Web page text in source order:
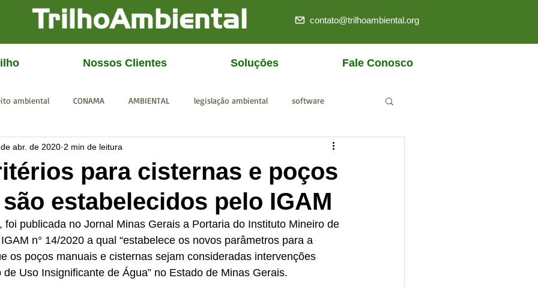
contato@trilhoambiental.org
Nossos Clientes Soluçōes Fale Conosco
ambiental CONAMA AMBIENTAL legislação ambiental software
CGU IBAMA SISEMA
para cisternas e poços
estabelecidos pelo IGAM
abr. de 2020 2 min de leitura
foi publicada no Jornal Minas Gerais a Portaria do Instituto Mineiro de
n° 14/2020 a qual “estabelece os novos parâmetros para a
os poços manuais e cisternas sejam consideradas intervenções
Uso Insignificante de Água” no Estado de Minas Gerais.